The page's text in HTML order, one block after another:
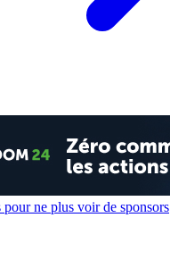
ne plus voir de sponsors